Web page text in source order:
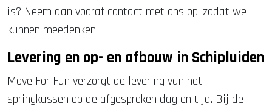
is? Neem dan vooraf contact met ons op, zodat we
kunnen meedenken.
Levering en op- en afbouw in Schipluiden
Move For Fun verzorgt de levering van het
springkussen op de afgesproken dag en tijd. Bij de